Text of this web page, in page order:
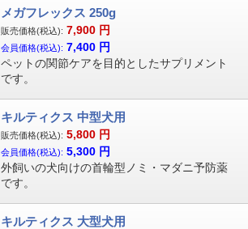
メガフレックス 250g
販売価格(税込): 7,900 円
会員価格(税込): 7,400 円
ペットの関節ケアを目的としたサプリメント
です。
キルティクス 中型犬用
販売価格(税込): 5,800 円
会員価格(税込): 5,300 円
外飼いの犬向けの首輪型ノミ・マダニ予防薬
です。
キルティクス 大型犬用